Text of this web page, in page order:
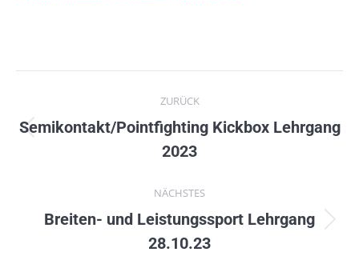
ZURÜCK
Vorheriger
Beitrag:
Semikontakt/Pointfighting Kickbox Lehrgang
2023
NÄCHSTES
Nächster
Beitrag:
Breiten- und Leistungssport Lehrgang
28.10.23